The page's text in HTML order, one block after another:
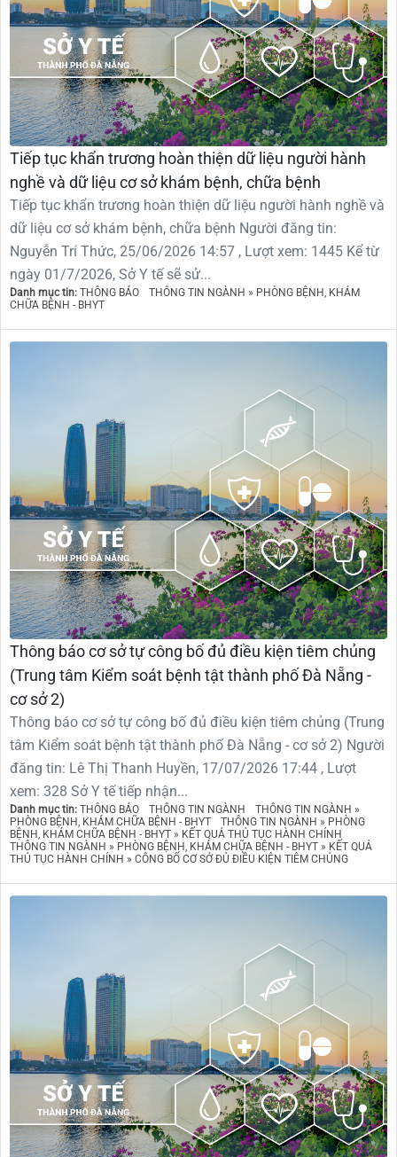
Tiếp tục khẩn trương hoàn thiện dữ liệu người hành
nghề và dữ liệu cơ sở khám bệnh, chữa bệnh
Tiếp tục khẩn trương hoàn thiện dữ liệu người hành nghề và
dữ liệu cơ sở khám bệnh, chữa bệnh Người đăng tin:
Nguyễn Trí Thức, 25/06/2026 14:57 , Lượt xem: 1445 Kể từ
ngày 01/7/2026, Sở Y tế sẽ sử...
Danh mục tin: THÔNG BÁO
THÔNG TIN NGÀNH » PHÒNG BỆNH, KHÁM
CHỮA BỆNH - BHYT
Thông báo cơ sở tự công bố đủ điều kiện tiêm chủng
(Trung tâm Kiểm soát bệnh tật thành phố Đà Nẵng -
cơ sở 2)
Thông báo cơ sở tự công bố đủ điều kiện tiêm chủng (Trung
tâm Kiểm soát bệnh tật thành phố Đà Nẵng - cơ sở 2) Người
đăng tin: Lê Thị Thanh Huyền, 17/07/2026 17:44 , Lượt
xem: 328 Sở Y tế tiếp nhận...
Danh mục tin: THÔNG BÁO THÔNG TIN NGÀNH
THÔNG TIN NGÀNH »
PHÒNG BỆNH, KHÁM CHỮA BỆNH - BHYT
THÔNG TIN NGÀNH » PHÒNG
BỆNH, KHÁM CHỮA BỆNH - BHYT » KẾT QUẢ THỦ TỤC HÀNH CHÍNH
THÔNG TIN NGÀNH » PHÒNG BỆNH, KHÁM CHỮA BỆNH - BHYT » KẾT QUẢ
THỦ TỤC HÀNH CHÍNH » CÔNG BỐ CƠ SỞ ĐỦ ĐIỀU KIỆN TIÊM CHỦNG